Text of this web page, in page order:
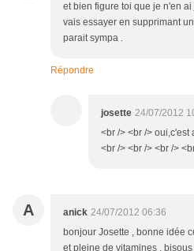
et bien figure toi que je n'en
vais essayer en supprimant
parait sympa .
Répondre
josette 24/07/2012
<br /> <br />
<br /> <br /> <br />
A anick 24/07/2012 06:36
bonjour Josette , bonne idée
et pleine de vitamines ,